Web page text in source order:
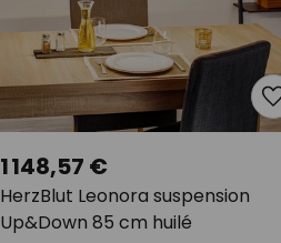
HerzBlut Leonora suspension
Up&Down 85 cm huilé
1 148,57 €